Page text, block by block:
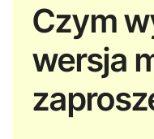
Czym
wersja